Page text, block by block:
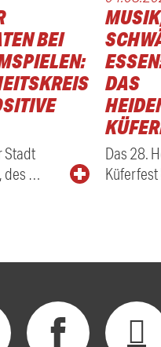
BEI
Stadt
des …
DAS
Das 28.